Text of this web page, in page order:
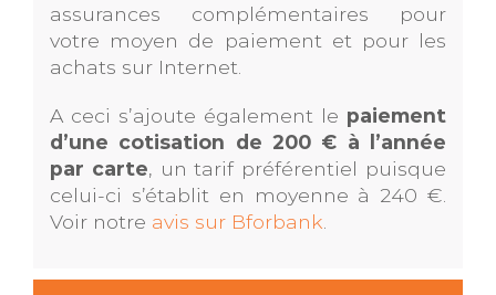
assurances complémentaires pour
votre moyen de paiement et pour les
achats sur Internet.
A ceci s’ajoute également le paiement
d’une cotisation de 200 € à l’année
par carte, un tarif préférentiel puisque
celui-ci s’établit en moyenne à 240 €.
Voir notre avis sur Bforbank